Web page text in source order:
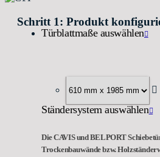
Schritt 1: Produkt
Türblattmaße auswählen
Ständersystem auswählen
Die CAVIS und BELPORT
Trockenbauwände bzw.